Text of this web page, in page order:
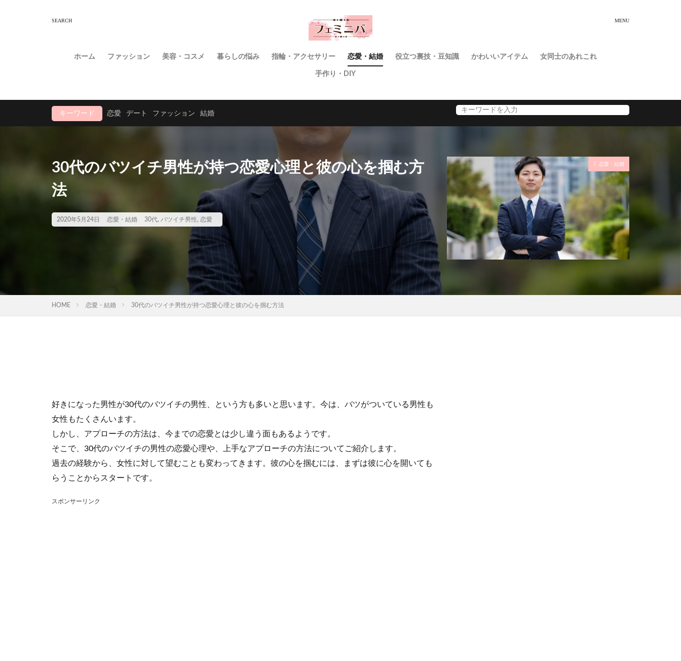
ホーム ファッション 美容・コスメ 暮らしの悩み 指輪・アクセサリー 恋愛・結婚 役立つ裏技・豆知識 かわいいアイテム 女同士のあれこれ
手作り・DIY
キーワード 恋愛 デート ファッション 結婚
30代のバツイチ男性が持つ恋愛心理と彼の心を掴む方
法
2020年5月24日 恋愛・結婚 30代, バツイチ男性, 恋愛
恋愛・結婚
HOME 恋愛・結婚 30代のバツイチ男性が持つ恋愛心理と彼の心を掴む方法
好きになった男性が30代のバツイチの男性、という方も多いと思います。今は、バツがついている男性も
女性もたくさんいます。
しかし、アプローチの方法は、今までの恋愛とは少し違う面もあるようです。
そこで、30代のバツイチの男性の恋愛心理や、上手なアプローチの方法についてご紹介します。
過去の経験から、女性に対して望むことも変わってきます。彼の心を掴むには、まずは彼に心を開いても
らうことからスタートです。
スポンサーリンク